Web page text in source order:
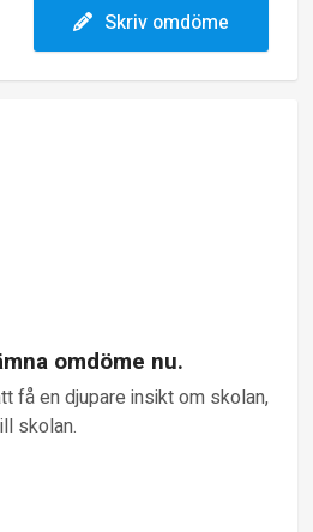
Skriv omdöme
omdöme nu.
få en djupare insikt om skolan,
skolan.